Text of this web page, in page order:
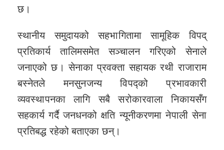
छ।
स्थानीय समुदायको सहभागितामा सामूहिक विपद्
प्रतिकार्य तालिमसमेत सञ्चालन गरिएको सेनाले
जनाएको छ। सेनाका प्रवक्ता सहायक रथी राजाराम
बस्नेतले मनसुनजन्य विपद्को प्रभावकारी
व्यवस्थापनका लागि सबै सरोकारवाला निकायसँग
सहकार्य गर्दै जनधनको क्षति न्यूनीकरणमा नेपाली सेना
प्रतिबद्ध रहेको बताएका छन्।